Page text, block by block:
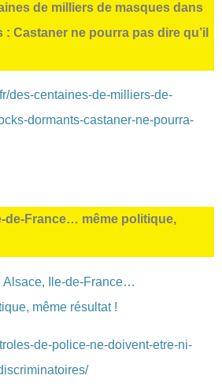
de milliers de masques dans
Castaner ne pourra pas dire qu’il
des-centaines-de-milliers-de-
dormants-castaner-ne-pourra-
de-France… même politique,
Alsace, Ile-de-France…
même résultat !
de-police-ne-doivent-etre-ni-